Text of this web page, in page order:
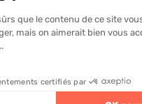
pour les
légalesCGVPlan du site
Réalisation :Definima
avis